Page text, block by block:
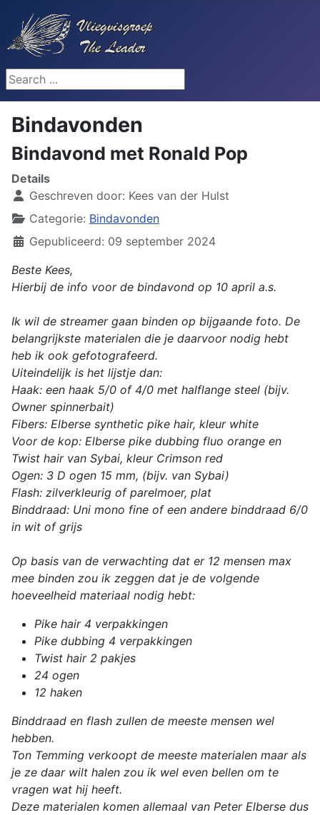
Search ...
Bindavonden
Bindavond met Ronald Pop
Details
Geschreven door: Kees van der Hulst
Categorie: Bindavonden
Gepubliceerd: 09 september 2024
Beste Kees,
Hierbij de info voor de bindavond op 10 april a.s.
Ik wil de streamer gaan binden op bijgaande foto. De
belangrijkste materialen die je daarvoor nodig hebt
heb ik ook gefotografeerd.
Uiteindelijk is het lijstje dan:
Haak: een haak 5/0 of 4/0 met halflange steel (bijv.
Owner spinnerbait)
Fibers: Elberse synthetic pike hair, kleur white
Voor de kop: Elberse pike dubbing fluo orange en
Twist hair van Sybai, kleur Crimson red
Ogen: 3 D ogen 15 mm, (bijv. van Sybai)
Flash: zilverkleurig of parelmoer, plat
Binddraad: Uni mono fine of een andere binddraad 6/0
in wit of grijs
Op basis van de verwachting dat er 12 mensen max
mee binden zou ik zeggen dat je de volgende
hoeveelheid materiaal nodig hebt:
Pike hair 4 verpakkingen
Pike dubbing 4 verpakkingen
Twist hair 2 pakjes
24 ogen
12 haken
Binddraad en flash zullen de meeste mensen wel
hebben.
Ton Temming verkoopt de meeste materialen maar als
je ze daar wilt halen zou ik wel even bellen om te
vragen wat hij heeft.
Deze materialen komen allemaal van Peter Elberse dus